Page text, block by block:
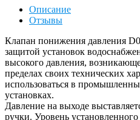
Описание
Отзывы
Клапан понижения давления
защитой установок
высокого давления,
пределах своих технических
использоваться в
установках.
Давление на выходе
ручки. Уровень